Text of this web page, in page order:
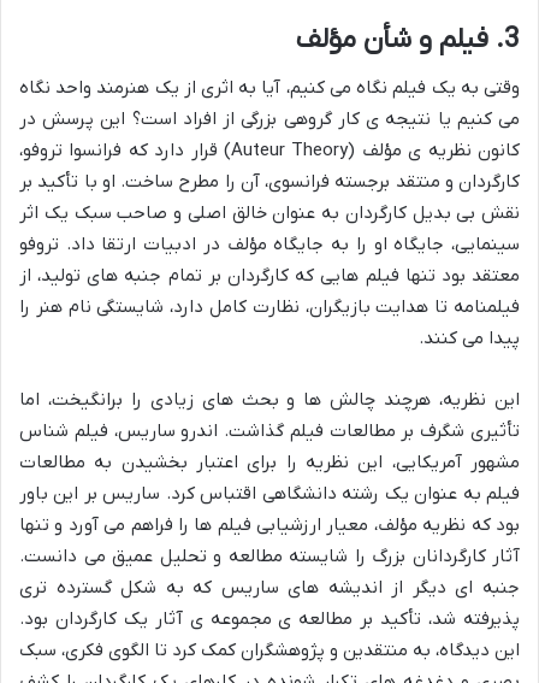
3. فیلم و شأن مؤلف
وقتی به یک فیلم نگاه می کنیم، آیا به اثری از یک هنرمند واحد نگاه
می کنیم یا نتیجه ی کار گروهی بزرگی از افراد است؟ این پرسش در
کانون نظریه ی مؤلف (Auteur Theory) قرار دارد که فرانسوا تروفو،
کارگردان و منتقد برجسته فرانسوی، آن را مطرح ساخت. او با تأکید بر
نقش بی بدیل کارگردان به عنوان خالق اصلی و صاحب سبک یک اثر
سینمایی، جایگاه او را به جایگاه مؤلف در ادبیات ارتقا داد. تروفو
معتقد بود تنها فیلم هایی که کارگردان بر تمام جنبه های تولید، از
فیلمنامه تا هدایت بازیگران، نظارت کامل دارد، شایستگی نام هنر را
پیدا می کنند.
این نظریه، هرچند چالش ها و بحث های زیادی را برانگیخت، اما
تأثیری شگرف بر مطالعات فیلم گذاشت. اندرو ساریس، فیلم شناس
مشهور آمریکایی، این نظریه را برای اعتبار بخشیدن به مطالعات
فیلم به عنوان یک رشته دانشگاهی اقتباس کرد. ساریس بر این باور
بود که نظریه مؤلف، معیار ارزشیابی فیلم ها را فراهم می آورد و تنها
آثار کارگردانان بزرگ را شایسته مطالعه و تحلیل عمیق می دانست.
جنبه ای دیگر از اندیشه های ساریس که به شکل گسترده تری
پذیرفته شد، تأکید بر مطالعه ی مجموعه ی آثار یک کارگردان بود.
این دیدگاه، به منتقدین و پژوهشگران کمک کرد تا الگوی فکری، سبک